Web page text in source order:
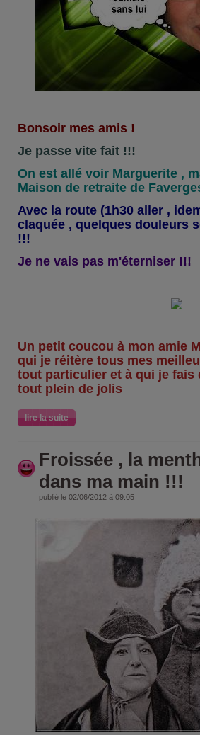
Bonsoir mes amis !
Je passe vite fait !!!
On est allé voir Marguerite ,
Maison de retraite de
Avec la route (1h30 aller ,
claquée , quelques douleurs
!!!
Je ne vais pas m'éterniser !!!
Un petit coucou à mon amie
qui je réitère tous mes
tout particulier et à qui je fais
tout plein de jolis
lire la suite
Froissée , la
dans ma main !!!
publié le 02/06/2012 à 09:05